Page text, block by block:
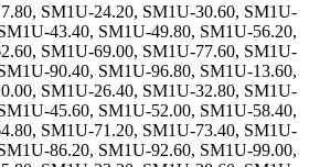
, SM1U-24.20, SM1U-30.60, SM1U-
43.40, SM1U-49.80, SM1U-56.20,
, SM1U-69.00, SM1U-77.60, SM1U-
90.40, SM1U-96.80, SM1U-13.60,
, SM1U-26.40, SM1U-32.80, SM1U-
45.60, SM1U-52.00, SM1U-58.40,
, SM1U-71.20, SM1U-73.40, SM1U-
86.20, SM1U-92.60, SM1U-99.00,